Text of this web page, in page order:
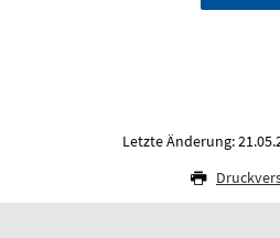
Letzte Änderung: